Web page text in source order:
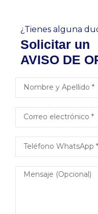
¿Tienes alguna
Solicitar un
AVISO DE